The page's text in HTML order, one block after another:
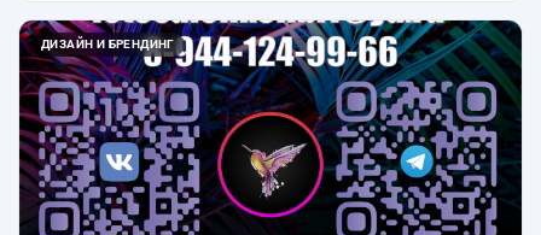
ДИЗАЙН И БРЕНДИНГ